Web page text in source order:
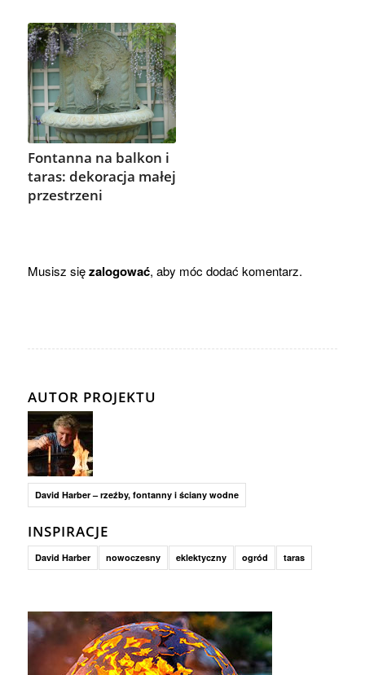
Fontanna na balkon i
taras: dekoracja małej
przestrzeni
Musisz sięzalogować, aby móc dodać komentarz.
AUTOR PROJEKTU
David Harber – rzeźby, fontanny i ściany wodne
INSPIRACJE
David Harber nowoczesny eklektyczny ogród taras